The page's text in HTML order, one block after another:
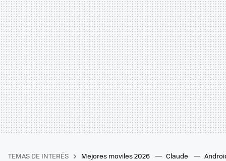
TEMAS DE INTERÉS Mejores moviles 2026 Claude